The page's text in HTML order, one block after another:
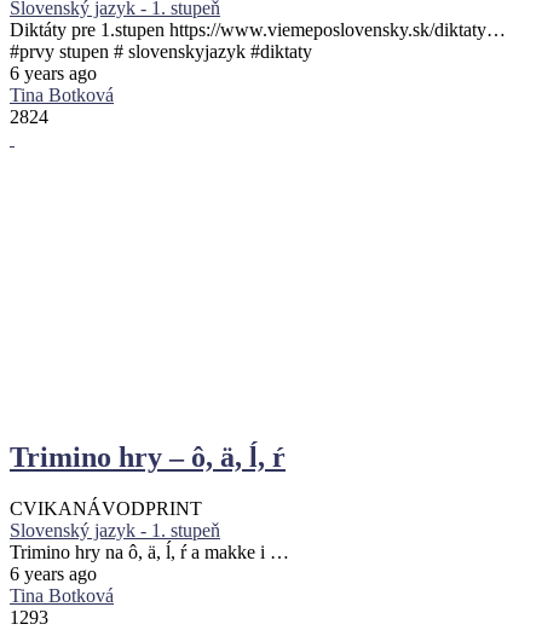
Slovenský jazyk - 1. stupeň
Diktáty pre 1.stupen https://www.viemeposlovensky.sk/diktaty…
#prvy stupen # slovenskyjazyk #diktaty
6 years ago
Tina Botková
2824
Trimino hry – ô, ä, ĺ, ŕ
CVIKANÁVODPRINT
Slovenský jazyk - 1. stupeň
Trimino hry na ô, ä, ĺ, ŕ a makke i …
6 years ago
Tina Botková
1293